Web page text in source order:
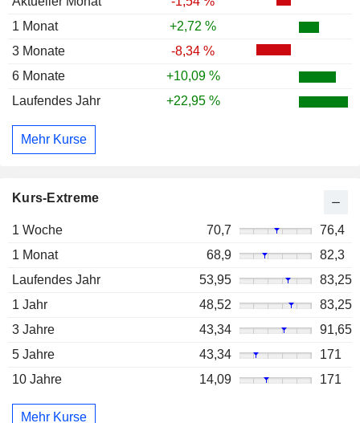
1 Monat
+2,72 %
3 Monate
-8,34 %
6 Monate
+10,09 %
Laufendes Jahr
+22,95 %
Mehr Kurse
Kurs-Extreme
1 Woche 70,7
76,4
1 Monat
68,9
82,3
Laufendes Jahr
53,95
83,25
1 Jahr
48,52
83,25
3 Jahre
43,34
91,65
5 Jahre
43,34
171
10 Jahre
14,09 171
Mehr Kurse